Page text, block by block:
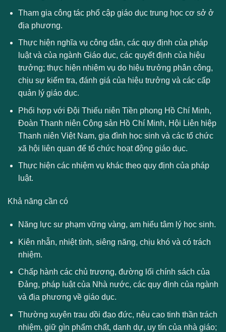
Tham gia công tác phổ cập giáo dục trung học cơ sở ở
địa phương.
Thực hiện nghĩa vụ công dân, các quy định của pháp
luật và của ngành Giáo dục, các quyết định của hiệu
trưởng; thực hiện nhiệm vụ do hiệu trưởng phân công,
chịu sự kiểm tra, đánh giá của hiệu trưởng và các cấp
quản lý giáo dục.
Phối hợp với Đội Thiếu niên Tiền phong Hồ Chí Minh,
Đoàn Thanh niên Cộng sản Hồ Chí Minh, Hội Liên hiệp
Thanh niên Việt Nam, gia đình học sinh và các tổ chức
xã hội liên quan để tổ chức hoạt động giáo dục.
Thực hiện các nhiệm vụ khác theo quy định của pháp
luật.
Khả năng cần có
Năng lực sư phạm vững vàng, am hiểu tâm lý học sinh.
Kiên nhẫn, nhiệt tình, siêng năng, chịu khó và có trách
nhiệm.
Chấp hành các chủ trương, đường lối chính sách của
Đảng, pháp luật của Nhà nước, các quy định của ngành
và địa phương về giáo dục.
Thường xuyên trau dồi đạo đức, nêu cao tinh thần trách
nhiệm, giữ gìn phẩm chất, danh dự, uy tín của nhà giáo;